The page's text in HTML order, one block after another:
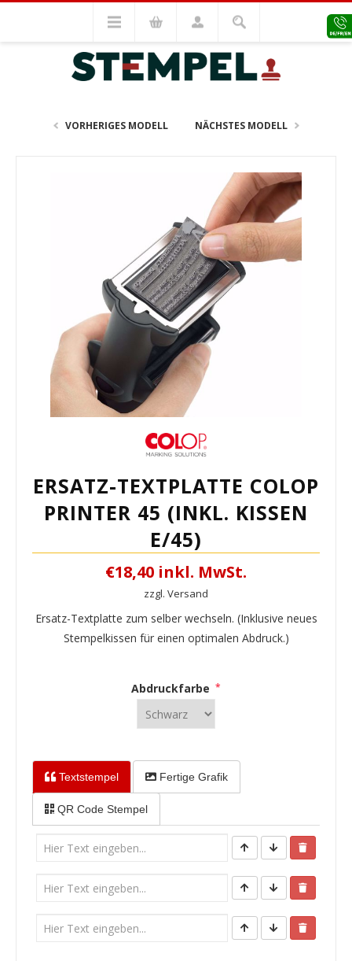
Stempel Zubehör
Ersatz-Textplatte
Ersatz Textplatte Colop
Ersatz-Textplatte Colop Printer 45 (inkl. Kissen E/45)
VORHERIGES MODELL NÄCHSTES MODELL
ERSATZ-TEXTPLATTE COLOP
PRINTER 45 (INKL. KISSEN
E/45)
€18,40 inkl. MwSt.
zzgl. Versand
Ersatz-Textplatte zum selber wechseln. (Inklusive neues
Stempelkissen für einen optimalen Abdruck.)
Abdruckfarbe *
Textstempel Fertige Grafik
QR Code Stempel